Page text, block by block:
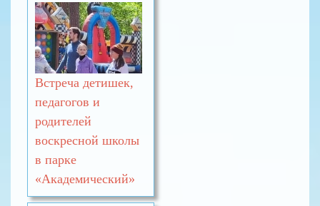
Встреча детишек,
педагогов и
родителей
воскресной школы
в парке
«Академический»